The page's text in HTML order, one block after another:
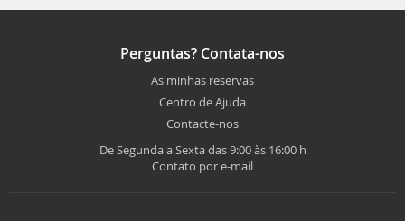
Perguntas? Contata-nos
As minhas reservas
Centro de Ajuda
Contacte-nos
De Segunda a Sexta das 9:00 às 16:00 h
Contato por e-mail